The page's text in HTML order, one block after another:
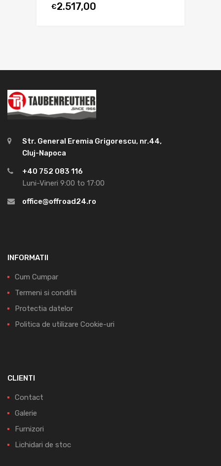
€2.517,00
Str. General Eremia Grigorescu, nr.44,
Cluj-Napoca
+40 752 083 116
Luni-Vineri 9:00 to 17:00
office@offroad24.ro
INFORMATII
Cum Cumpar
Termeni si conditii
Protectia datelor
Politica de utilizare Cookie-uri
CLIENTI
Contact
Galerie
Furnizori
Lichidari de stoc